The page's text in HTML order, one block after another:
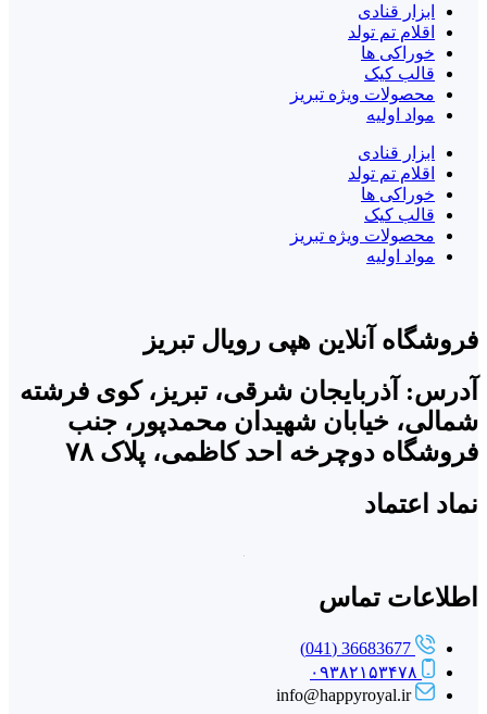
ابزار قنادی
اقلام تم تولد
خوراکی ها
قالب کیک
محصولات ویژه تبریز
مواد اولیه
ابزار قنادی
اقلام تم تولد
خوراکی ها
قالب کیک
محصولات ویژه تبریز
مواد اولیه
فروشگاه آنلاین هپی رویال تبریز
آدرس: آذربایجان شرقی، تبریز، کوی فرشته
شمالی، خیابان شهیدان محمدپور، جنب
فروشگاه دوچرخه احد کاظمی، پلاک ۷۸
نماد اعتماد
اطلاعات تماس
36683677 (041)
۰۹۳۸۲۱۵۳۴۷۸
info@happyroyal.ir